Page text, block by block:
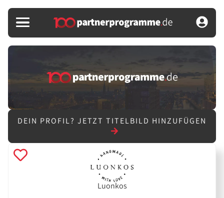
DEIN PROFIL? JETZT TITELBILD HINZUFÜGEN
Luonkos